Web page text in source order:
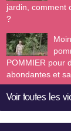
jardin, comment
?
POMMIER pour
abondantes et
Voir toutes les